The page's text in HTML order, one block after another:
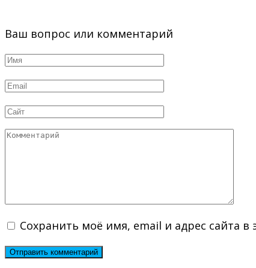
Ваш вопрос или комментарий
Имя
Email
Сайт
Комментарий
Сохранить моё имя, email и адрес сайта